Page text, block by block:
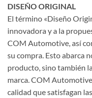
DISEÑO ORIGINAL
El término «Diseño
innovadora y a la
COM Automotive, así
su compra. Esto abarca
producto, sino también
marca. COM
calidad que satisfagan